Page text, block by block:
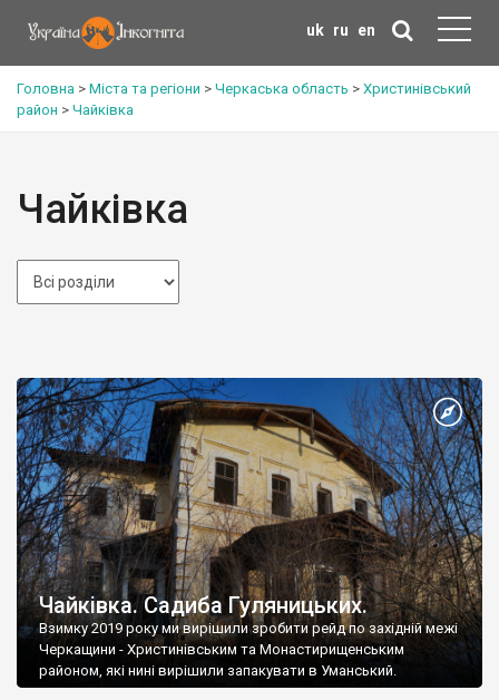
uk ru en
Головна > Міста та регіони > Черкаська область > Христинівський
район > Чайківка
Чайківка
Чайківка. Садиба Гуляницьких.
Взимку 2019 року ми вирішили зробити рейд по західній межі
Черкащини - Христинівським та Монастирищенським
районом, які нині вирішили запакувати в Уманський.